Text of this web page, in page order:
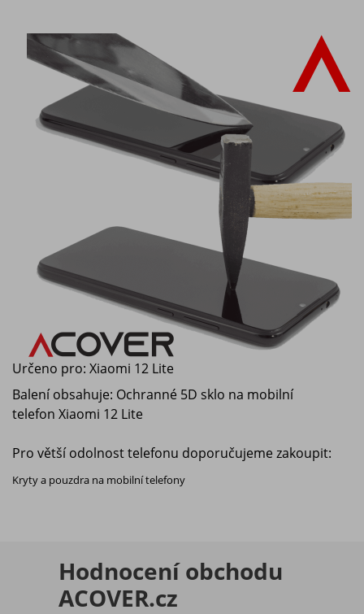
Určeno pro: Xiaomi 12 Lite
Balení obsahuje: Ochranné 5D sklo na mobilní
telefon Xiaomi 12 Lite
Pro větší odolnost telefonu doporučujeme zakoupit:
Kryty a pouzdra na mobilní telefony
Hodnocení obchodu
ACOVER.cz